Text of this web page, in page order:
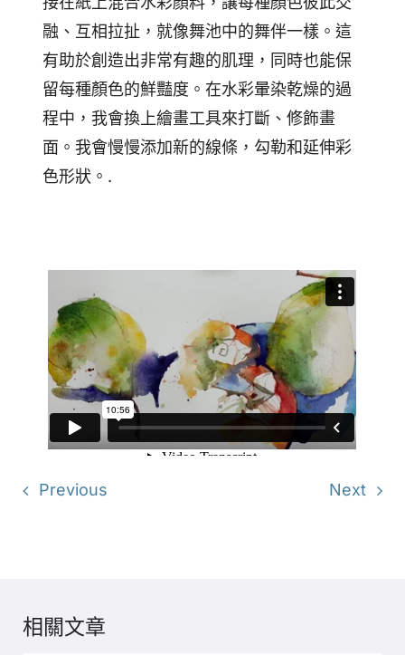
融、互相拉扯，就像舞池中的舞伴一樣。這
有助於創造出非常有趣的肌理，同時也能保
留每種顏色的鮮豔度。在水彩暈染乾燥的過
程中，我會換上繪畫工具來打斷、修飾畫
面。我會慢慢添加新的線條，勾勒和延伸彩
色形狀。.
Previous Next
相關文章